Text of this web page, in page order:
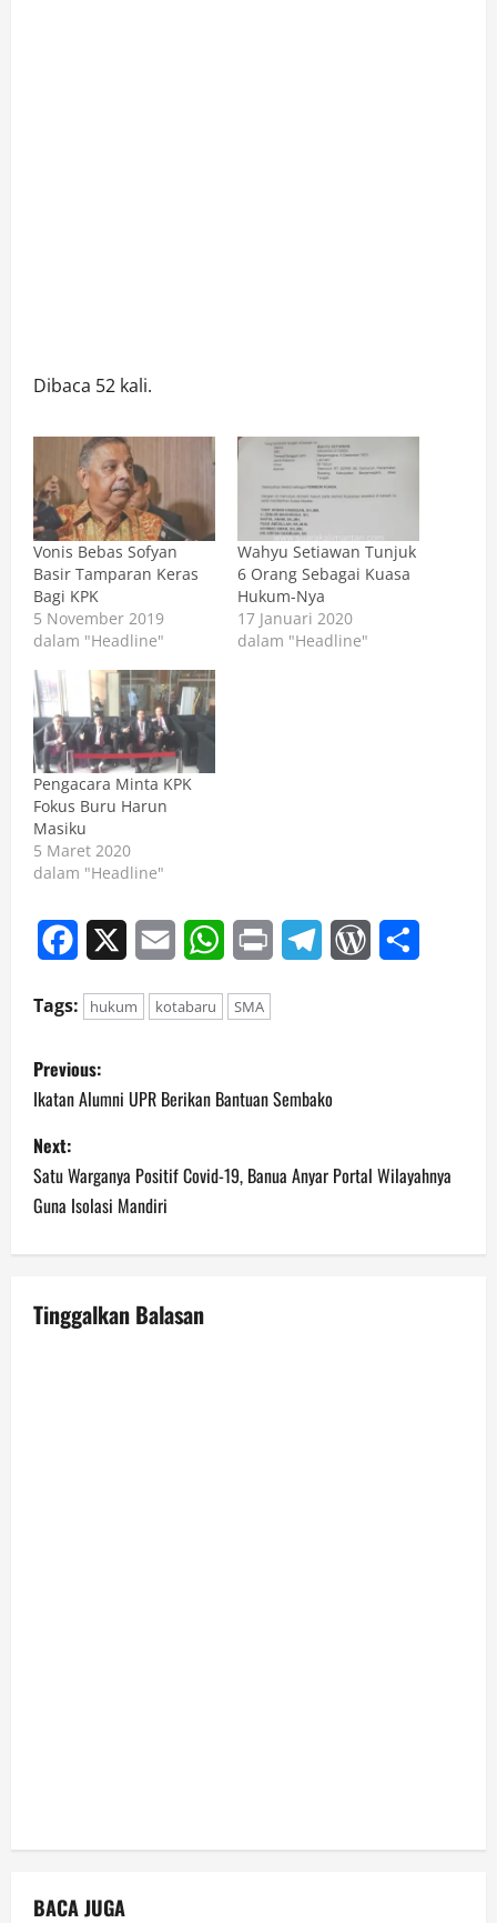
Dibaca 52 kali.
Vonis Bebas Sofyan
Basir Tamparan Keras
Bagi KPK
5 November 2019
dalam "Headline"
Wahyu Setiawan Tunjuk
6 Orang Sebagai Kuasa
Hukum-Nya
17 Januari 2020
dalam "Headline"
Pengacara Minta KPK
Fokus Buru Harun
Masiku
5 Maret 2020
dalam "Headline"
Facebook Email WhatsApp
Print TelegramWordPress
Tags: hukum kotabaru SMA
P
o
s
t
n
a
v
Previous:
Ikatan Alumni UPR Berikan Bantuan Sembako
Next:
Satu Warganya Positif Covid-19, Banua Anyar Portal Wilayahnya
Guna Isolasi Mandiri
Tinggalkan Balasan
BACA JUGA